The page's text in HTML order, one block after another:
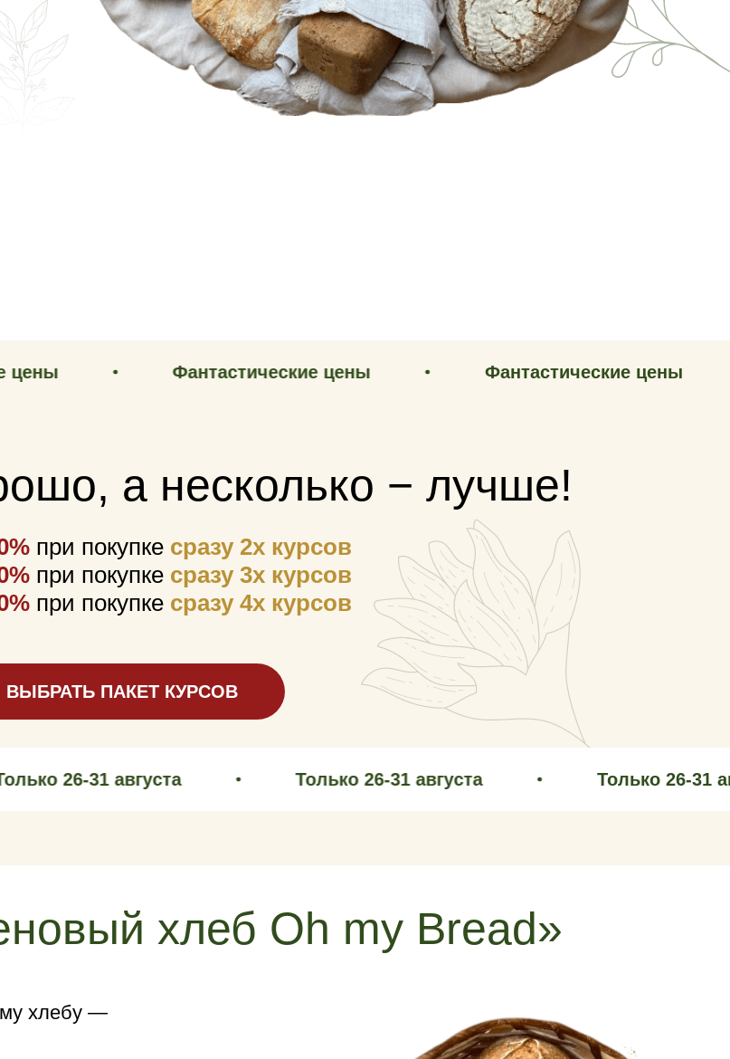
Фантастические цены Фантастические цены
при покупке сразу 2х курсов
при покупке сразу 3х курсов
при покупке сразу 4х курсов
а несколько − лучше!
Только 4-8 марта!
8 марта!
ВЫБРАТЬ ПАКЕТ КУРСОВ
31 августа Только 26-31 августа Только 26-31 августа
хлебу ―
хлеб Oh my Bread»